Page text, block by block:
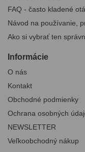
FAQ - často kladené
Návod na používanie,
Ako si vybrať ten
Informácie
O nás
Kontakt
Obchodné podmienky
Ochrana osobných
NEWSLETTER
Veľkoobchodný nákup